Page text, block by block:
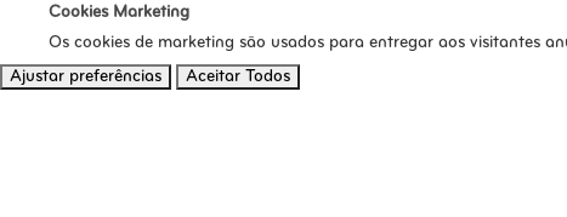
Cookies Marketing
Os cookies de marketing são usados para entregar aos visitantes
Ajustar preferências
Aceitar Todos